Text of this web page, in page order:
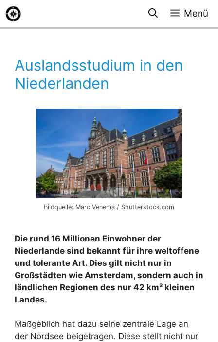
Zum
Inhalt
springen
Menü
Auslandsstudium in den
Niederlanden
Bildquelle: Marc Venema / Shutterstock.com
Die rund 16 Millionen Einwohner der
Niederlande sind bekannt für ihre weltoffene
und tolerante Art. Dies gilt nicht nur in
Großstädten wie Amsterdam, sondern auch in
ländlichen Regionen des nur 42 km² kleinen
Landes.
Maßgeblich hat dazu seine zentrale Lage an
der Nordsee beigetragen. Diese stellt nicht nur